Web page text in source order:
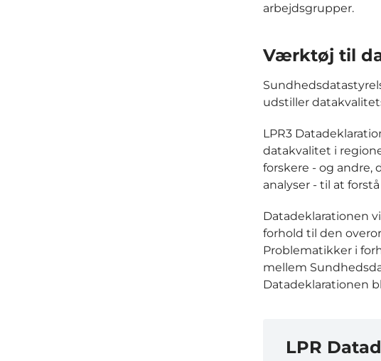
arbejdsgrupper.
Værktøj til
udstiller
LPR3
datakvalitet i
forskere - og andre,
analyser - til at
Datadeklarationen
forhold til den
Problematikker i
mellem
Datadeklarationen
LPR